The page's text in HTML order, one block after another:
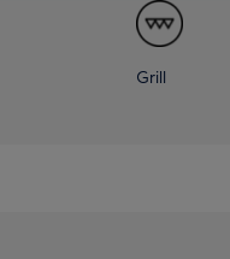
Grill